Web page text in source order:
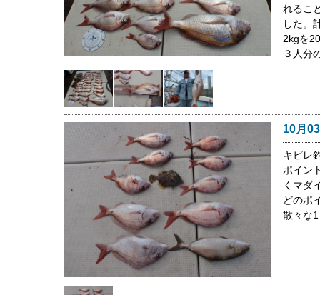
れるこ
した。
2kgを
３人分
10月
キビレ
ポイン
くマダ
どのポ
散々な